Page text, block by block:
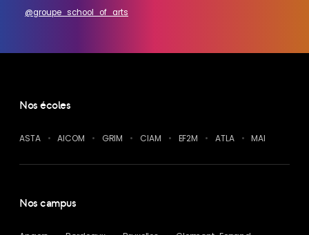
@groupe_school_of_arts
Nos écoles
ASTA AICOM GRIM CIAM EF2M ATLA MAI
Nos campus